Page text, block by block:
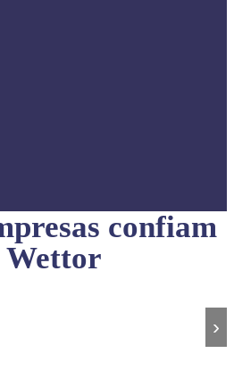
confiam
Wettor
›